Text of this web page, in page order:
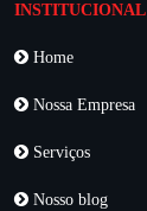
INSTITUCIONAL
Home
Nossa Empresa
Serviços
Nosso blog